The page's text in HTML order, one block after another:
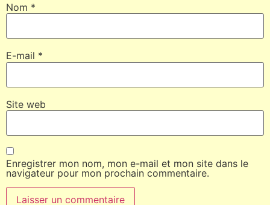
Nom *
E-mail *
Site web
Enregistrer mon nom, mon e-mail et mon site dans le
navigateur pour mon prochain commentaire.